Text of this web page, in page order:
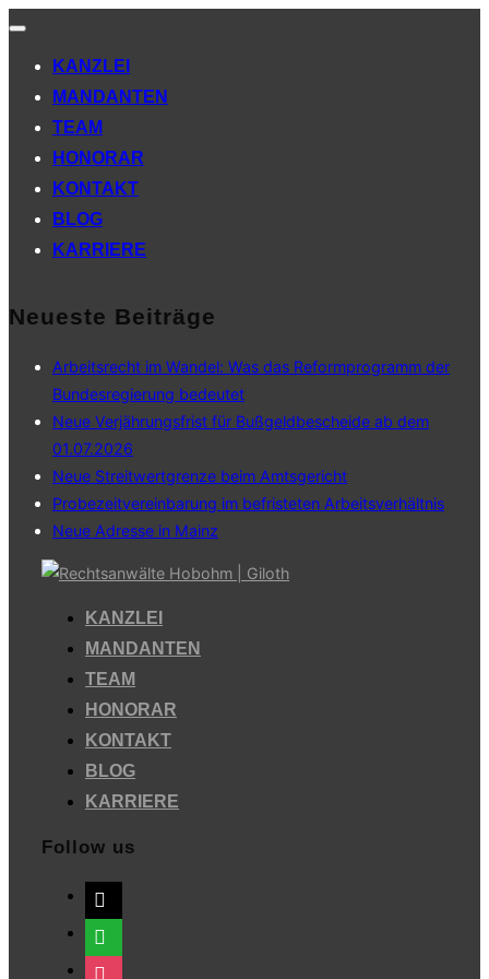
Navigation
KANZLEI
MANDANTEN
TEAM
HONORAR
KONTAKT
BLOG
KARRIERE
Neueste Beiträge
Arbeitsrecht im Wandel: Was das Reformprogramm der
Bundesregierung bedeutet
Neue Verjährungsfrist für Bußgeldbescheide ab dem
01.07.2026
Neue Streitwertgrenze beim Amtsgericht
Probezeitvereinbarung im befristeten Arbeitsverhältnis
Neue Adresse in Mainz
springen
KANZLEI
MANDANTEN
TEAM
HONORAR
KONTAKT
BLOG
KARRIERE
Follow us
mail
whatsapp
instagram